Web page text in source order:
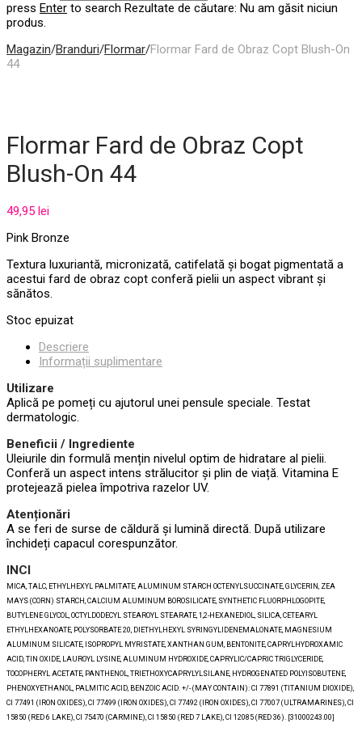
press Enter to search Rezultate de căutare: Nu am găsit niciun
produs.
Magazin/Branduri/Flormar/Flormar Fard de Obraz Copt Blush-On
44
Flormar Fard de Obraz Copt
Blush-On 44
49,95 lei
Pink Bronze
Textura luxuriantă, micronizată, catifelată și bogat pigmentată a
acestui fard de obraz copt conferă pielii un aspect vibrant și
sănătos.
Stoc epuizat
Descriere
Informații suplimentare
Utilizare
Aplică pe pomeți cu ajutorul unei pensule speciale. Testat
dermatologic.
Beneficii / Ingrediente
Uleiurile din formulă mențin nivelul optim de hidratare al pielii.
Conferă un aspect intens strălucitor și plin de viață. Vitamina E
protejează pielea împotriva razelor UV.
Atenționări
A se feri de surse de căldură și lumină directă. După utilizare
închideți capacul corespunzător.
INCI
MICA, TALC, ETHYLHEXYL PALMITATE, ALUMINUM STARCH OCTENYLSUCCINATE, GLYCERIN, ZEA
MAYS (CORN) STARCH, CALCIUM ALUMINUM BOROSILICATE, SYNTHETIC FLUORPHLOGOPITE,
BUTYLENE GLYCOL, OCTYLDODECYL STEAROYL STEARATE, 1,2-HEXANEDIOL, SILICA, CETEARYL
ETHYLHEXANOATE, POLYSORBATE 20, DIETHYLHEXYL SYRINGYLIDENEMALONATE, MAGNESIUM
ALUMINUM SILICATE, ISOPROPYL MYRISTATE, XANTHAN GUM, BENTONITE, CAPRYLHYDROXAMIC
ACID, TIN OXIDE, LAUROYL LYSINE, ALUMINUM HYDROXIDE, CAPRYLIC/CAPRIC TRIGLYCERIDE,
TOCOPHERYL ACETATE, PANTHENOL, TRIETHOXYCAPRYLYLSILANE, HYDROGENATED POLYISOBUTENE,
PHENOXYETHANOL, PALMITIC ACID, BENZOIC ACID. +/- (MAY CONTAIN): CI 77891 (TITANIUM DIOXIDE),
CI 77491 (IRON OXIDES), CI 77499 (IRON OXIDES), CI 77492 (IRON OXIDES), CI 77007 (ULTRAMARINES), CI
15850 (RED 6 LAKE), CI 75470 (CARMINE), CI 15850 (RED 7 LAKE), CI 12085 (RED 36). [31000243.00]